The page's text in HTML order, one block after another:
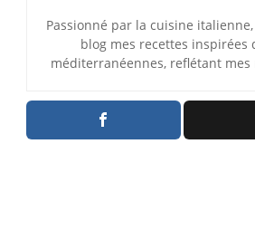
Passionné par la cuisine
blog mes recettes inspirées
méditerranéennes, reflétant mes